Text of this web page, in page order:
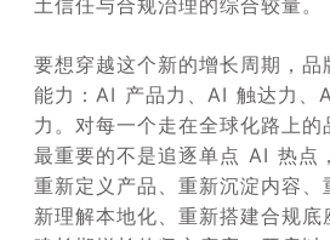
土信任与合规治理的综合较量。
要想穿越这个新的增长周期，品
能力：AI 产品力、AI 触达力、
力。对每一个走在全球化路上
最重要的不是追逐单点 AI 热点
重新定义产品、重新沉淀内容、
新理解本地化、重新搭建合规底